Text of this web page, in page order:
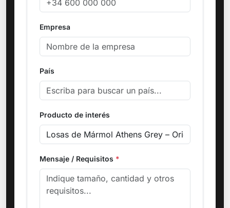
Empresa
País
Producto de interés
Mensaje / Requisitos *